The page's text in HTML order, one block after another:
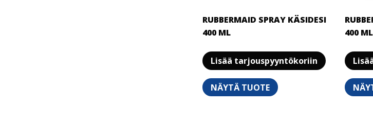
RUBBERMAID SPRAY KÄSIDESI
400 ML
Lisää tarjouspyyntökoriin
NÄYTÄ TUOTE
400 ML